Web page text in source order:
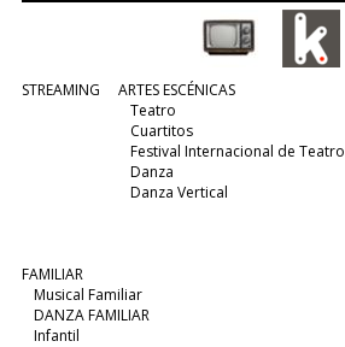
STREAMING
ARTES ESCÉNICAS
Teatro
Cuartitos
Festival Internacional de Teatro
Danza
Danza Vertical
FAMILIAR
Musical Familiar
DANZA FAMILIAR
Infantil